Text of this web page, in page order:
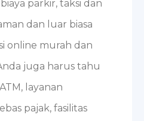
parkir, taksi dan
dan luar biasa
online murah dan
juga harus tahu
layanan
pajak, fasilitas